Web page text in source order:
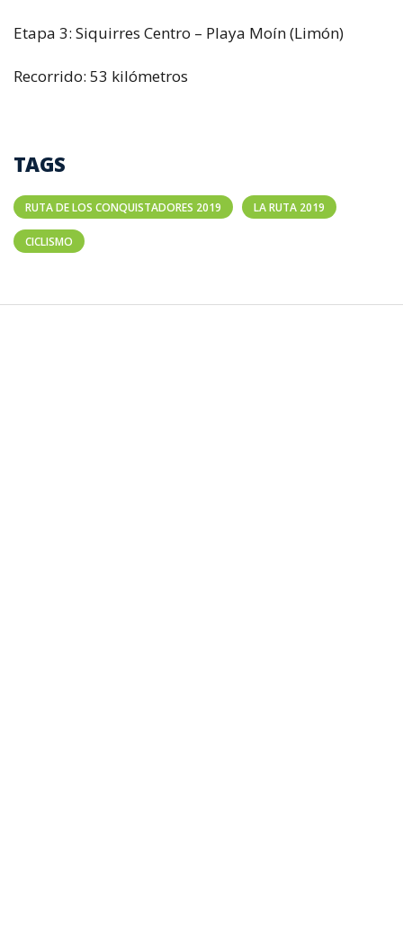
Etapa 3: Siquirres Centro – Playa Moín (Limón)
Recorrido: 53 kilómetros
TAGS
RUTA DE LOS CONQUISTADORES 2019 LA RUTA 2019
CICLISMO